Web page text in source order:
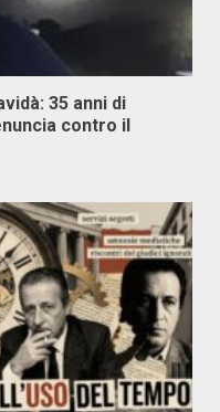
35 anni di
contro il